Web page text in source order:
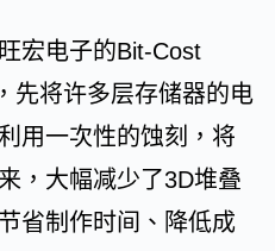
宏电子的Bit-Cost
先将许多层存储器的电
用一次性的蚀刻，将
，大幅减少了3D堆叠
省制作时间、降低成